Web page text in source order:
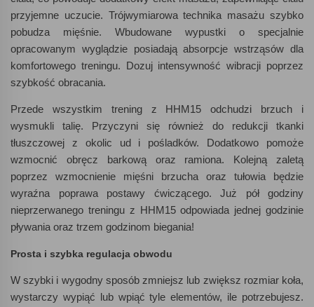
przyjemne uczucie. Trójwymiarowa technika masażu szybko
pobudza mięśnie. Wbudowane wypustki o specjalnie
opracowanym wyglądzie posiadają absorpcje wstrząsów dla
komfortowego treningu. Dozuj intensywność wibracji poprzez
szybkość obracania.
Przede wszystkim trening z HHM15 odchudzi brzuch i
wysmukli talię. Przyczyni się również do redukcji tkanki
tłuszczowej z okolic ud i pośladków. Dodatkowo pomoże
wzmocnić obręcz barkową oraz ramiona. Kolejną zaletą
poprzez wzmocnienie mięśni brzucha oraz tułowia będzie
wyraźna poprawa postawy ćwiczącego. Już pół godziny
nieprzerwanego treningu z HHM15 odpowiada jednej godzinie
pływania oraz trzem godzinom biegania!
Prosta i szybka regulacja obwodu
W szybki i wygodny sposób zmniejsz lub zwiększ rozmiar koła,
wystarczy wypiąć lub wpiąć tyle elementów, ile potrzebujesz.